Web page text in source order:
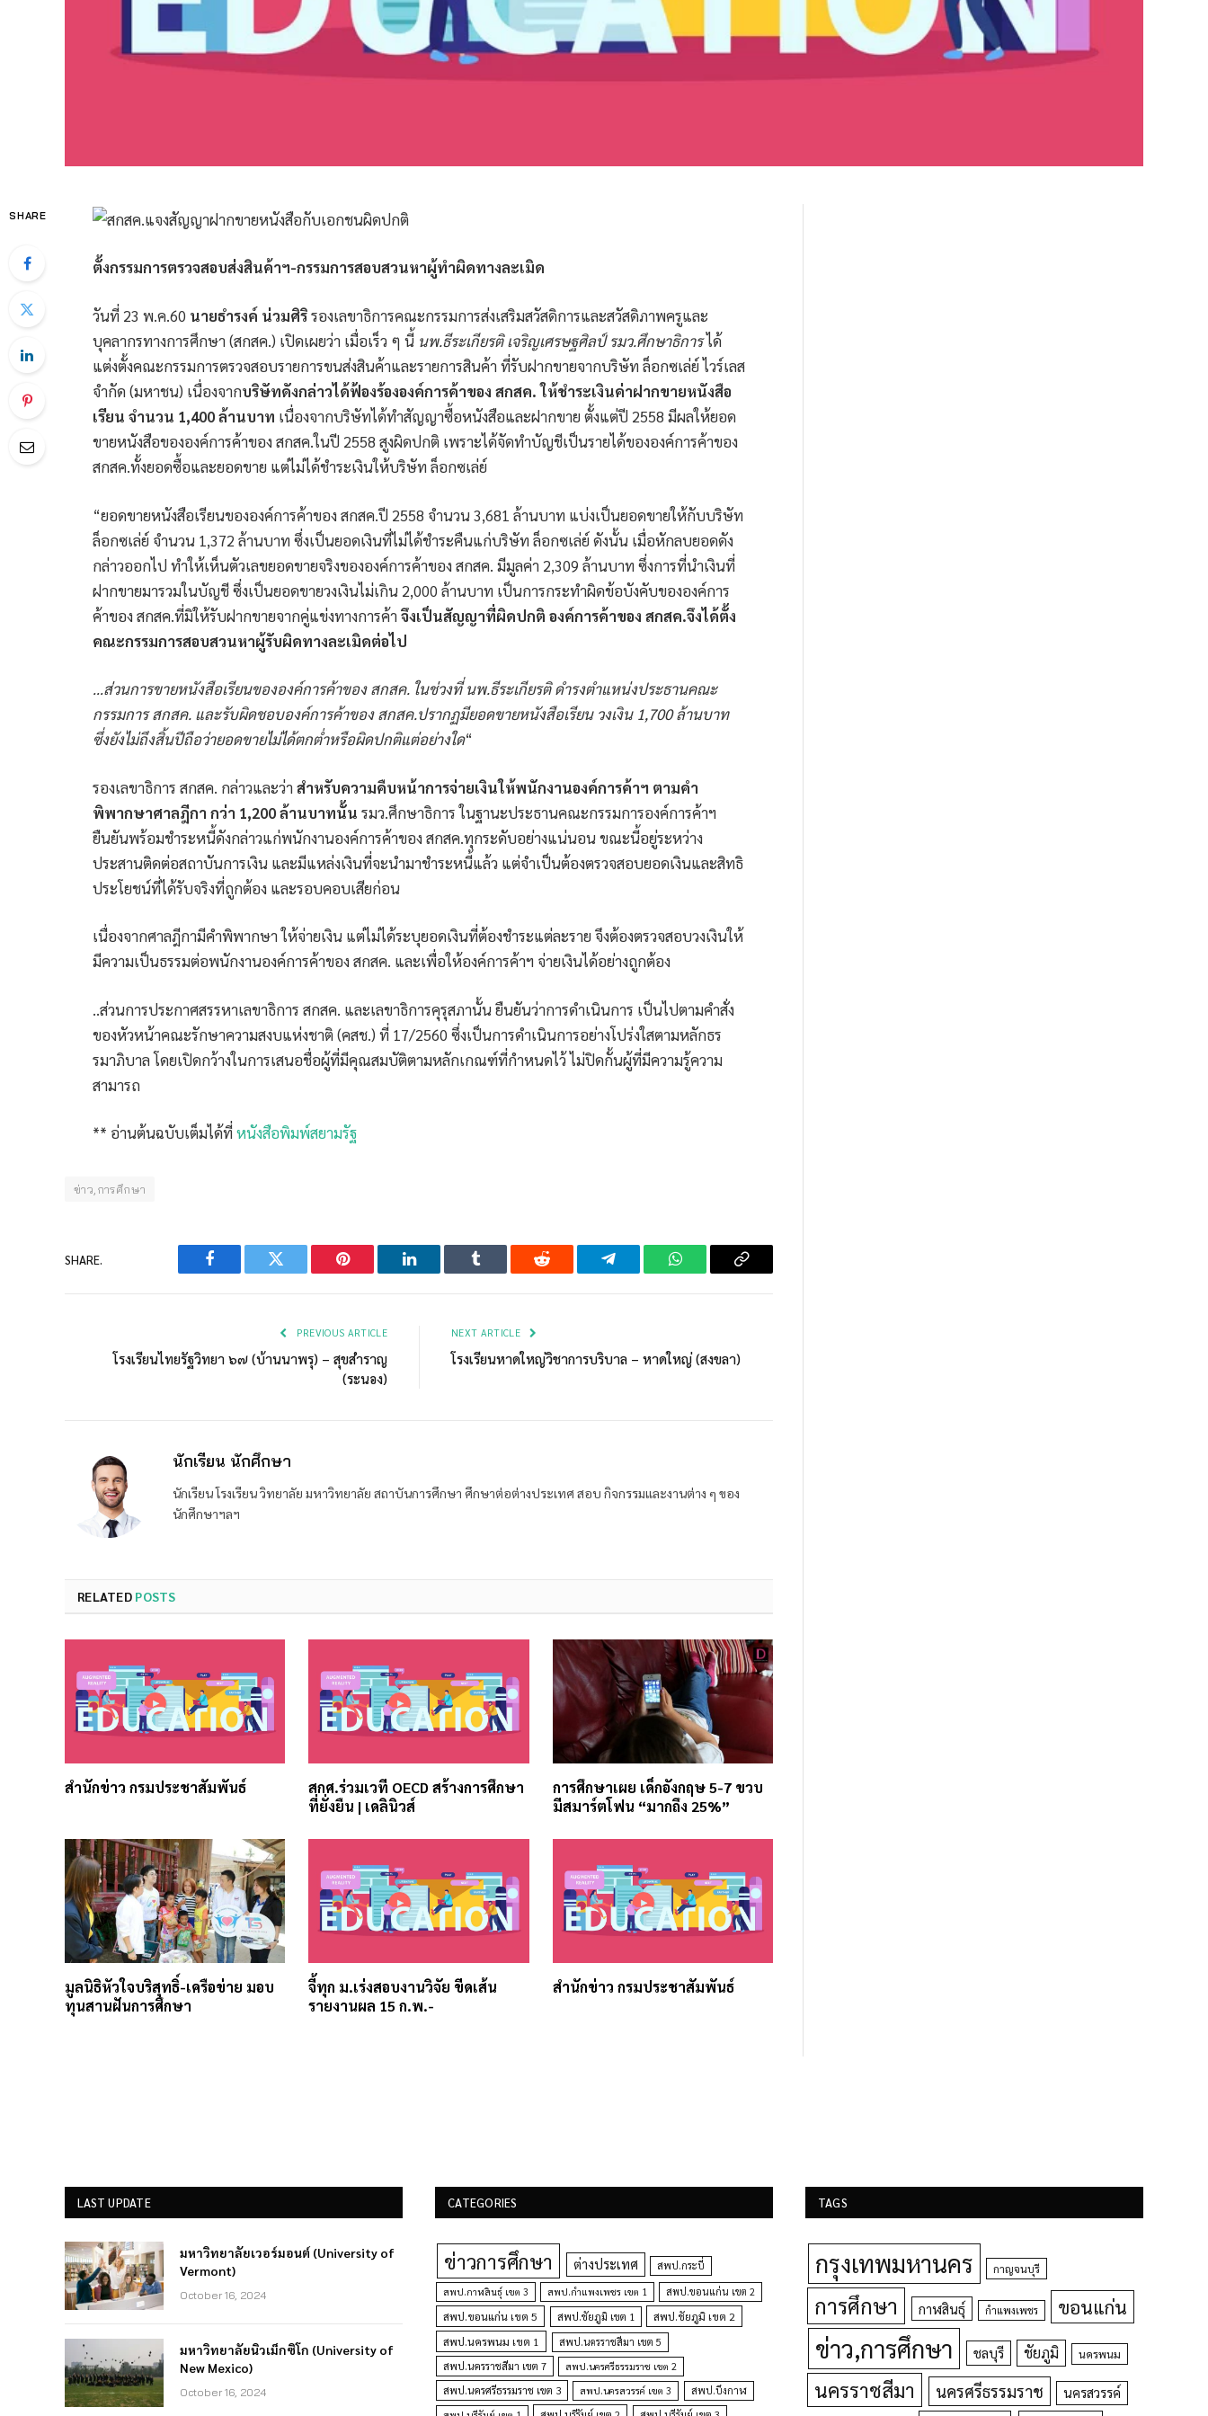
SHARE
ตั้งกรรมการตรวจสอบส่งสินค้าฯ-กรรมการสอบสวนหาผู้ทำผิดทางละเมิด
วันที่ 23 พ.ค.60 นายธำรงค์ น่วมศิริรองเลขาธิการคณะกรรมการส่งเสริมสวัสดิการและสวัสดิภาพครูและ
บุคลากรทางการศึกษา (สกสค.) เปิดเผยว่า เมื่อเร็ว ๆ นี้ นพ.ธีระเกียรติ เจริญเศรษฐศิลป์ รมว.ศึกษาธิการได้
แต่งตั้งคณะกรรมการตรวจสอบรายการขนส่งสินค้าและรายการสินค้า ที่รับฝากขายจากบริษัท ล็อกซเล่ย์ ไวร์เลส
จำกัด (มหาชน) เนื่องจากบริษัทดังกล่าวได้ฟ้องร้ององค์การค้าของ สกสค. ให้ชำระเงินค่าฝากขายหนังสือ
เรียน จำนวน 1,400 ล้านบาท เนื่องจากบริษัทได้ทำสัญญาซื้อหนังสือและฝากขาย ตั้งแต่ปี 2558 มีผลให้ยอด
ขายหนังสือขององค์การค้าของ สกสค.ในปี 2558 สูงผิดปกติ เพราะได้จัดทำบัญชีเป็นรายได้ขององค์การค้าของ
สกสค.ทั้งยอดซื้อและยอดขาย แต่ไม่ได้ชำระเงินให้บริษัท ล็อกซเล่ย์
“ยอดขายหนังสือเรียนขององค์การค้าของ สกสค.ปี 2558 จำนวน 3,681 ล้านบาท แบ่งเป็นยอดขายให้กับบริษัท
ล็อกซเล่ย์ จำนวน 1,372 ล้านบาท ซึ่งเป็นยอดเงินที่ไม่ได้ชำระคืนแก่บริษัท ล็อกซเล่ย์ ดังนั้น เมื่อหักลบยอดดัง
กล่าวออกไป ทำให้เห็นตัวเลขยอดขายจริงขององค์การค้าของ สกสค. มีมูลค่า 2,309 ล้านบาท ซึ่งการที่นำเงินที่
ฝากขายมารวมในบัญชี ซึ่งเป็นยอดขายวงเงินไม่เกิน 2,000 ล้านบาท เป็นการกระทำผิดข้อบังคับขององค์การ
ค้าของ สกสค.ที่มิให้รับฝากขายจากคู่แข่งทางการค้า จึงเป็นสัญญาที่ผิดปกติ องค์การค้าของ สกสค.จึงได้ตั้ง
คณะกรรมการสอบสวนหาผู้รับผิดทางละเมิดต่อไป
…ส่วนการขายหนังสือเรียนขององค์การค้าของ สกสค. ในช่วงที่นพ.ธีระเกียรติดำรงตำแหน่งประธานคณะ
กรรมการ สกสค. และรับผิดชอบองค์การค้าของ สกสค.ปรากฏมียอดขายหนังสือเรียน วงเงิน 1,700 ล้านบาท
ซึ่งยังไม่ถึงสิ้นปีถือว่ายอดขายไม่ได้ตกต่ำหรือผิดปกติแต่อย่างใด“
รองเลขาธิการ สกสค. กล่าวและว่า สำหรับความคืบหน้าการจ่ายเงินให้พนักงานองค์การค้าฯ ตามคำ
พิพากษาศาลฎีกา กว่า 1,200 ล้านบาทนั้น รมว.ศึกษาธิการ ในฐานะประธานคณะกรรมการองค์การค้าฯ
ยืนยันพร้อมชำระหนี้ดังกล่าวแก่พนักงานองค์การค้าของ สกสค.ทุกระดับอย่างแน่นอน ขณะนี้อยู่ระหว่าง
ประสานติดต่อสถาบันการเงิน และมีแหล่งเงินที่จะนำมาชำระหนี้แล้ว แต่จำเป็นต้องตรวจสอบยอดเงินและสิทธิ
ประโยชน์ที่ได้รับจริงที่ถูกต้อง และรอบคอบเสียก่อน
เนื่องจากศาลฎีกามีคำพิพากษา ให้จ่ายเงิน แต่ไม่ได้ระบุยอดเงินที่ต้องชำระแต่ละราย จึงต้องตรวจสอบวงเงินให้
มีความเป็นธรรมต่อพนักงานองค์การค้าของ สกสค. และเพื่อให้องค์การค้าฯ จ่ายเงินได้อย่างถูกต้อง
..ส่วนการประกาศสรรหาเลขาธิการ สกสค. และเลขาธิการคุรุสภานั้น ยืนยันว่าการดำเนินการ เป็นไปตามคำสั่ง
ของหัวหน้าคณะรักษาความสงบแห่งชาติ (คสช.) ที่ 17/2560 ซึ่งเป็นการดำเนินการอย่างโปร่งใสตามหลักธร
รมาภิบาล โดยเปิดกว้างในการเสนอชื่อผู้ที่มีคุณสมบัติตามหลักเกณฑ์ที่กำหนดไว้ ไม่ปิดกั้นผู้ที่มีความรู้ความ
สามารถ
** อ่านต้นฉบับเต็มได้ที่หนังสือพิมพ์สยามรัฐ
ข่าว,การศึกษา
SHARE.
Facebook Twitter Pinterest LinkedIn Tumblr Reddit Telegram WhatsAppCopy
PREVIOUS ARTICLE
โรงเรียนไทยรัฐวิทยา ๖๗ (บ้านนาพรุ) – สุขสำราญ
(ระนอง)
NEXT ARTICLE
โรงเรียนหาดใหญ่วิชาการบริบาล – หาดใหญ่ (สงขลา)
นักเรียน นักศึกษา
นักเรียน โรงเรียน วิทยาลัย มหาวิทยาลัย สถาบันการศึกษา ศึกษาต่อต่างประเทศ สอบ กิจกรรมและงานต่าง ๆ ของ
นักศึกษาฯลฯ
RELATED POSTS
สำนักข่าว กรมประชาสัมพันธ์
สกศ.ร่วมเวที OECD สร้างการศึกษา
ที่ยั่งยืน | เดลินิวส์
การศึกษาเผย เด็กอังกฤษ 5-7 ขวบ
มีสมาร์ตโฟน “มากถึง 25%”
มูลนิธิหัวใจบริสุทธิ์-เครือข่าย มอบ
ทุนสานฝันการศึกษา
จี้ทุก ม.เร่งสอบงานวิจัย ขีดเส้น
รายงานผล 15 ก.พ.-
สำนักข่าว กรมประชาสัมพันธ์
LAST UPDATE
มหาวิทยาลัยเวอร์มอนต์ (University of
Vermont)
October 16, 2024
มหาวิทยาลัยนิวเม็กซิโก (University of
New Mexico)
October 16, 2024
CATEGORIES
ข่าวการศึกษา ต่างประเทศ สพป.กระบี่
สพป.กาฬสินธุ์ เขต 3 สพป.กำแพงเพชร เขต 1 สพป.ขอนแก่น เขต 2
สพป.ขอนแก่น เขต 5 สพป.ชัยภูมิ เขต 1
สพป.ชัยภูมิ เขต 2
สพป.นครพนม เขต 1
สพป.นครราชสีมา เขต 5
สพป.นครราชสีมา เขต 7
สพป.นครศรีธรรมราช เขต 2
สพป.นครศรีธรรมราช เขต 3 สพป.นครสวรรค์ เขต 3
สพป.บึงกาฬ
TAGS
กรุงเทพมหานคร กาญจนบุรี
การศึกษา กาฬสินธุ์ กำแพงเพชร ขอนแก่น
ข่าว,การศึกษา ชลบุรี ชัยภูมิ นครพนม
นครราชสีมา นครศรีธรรมราช นครสวรรค์